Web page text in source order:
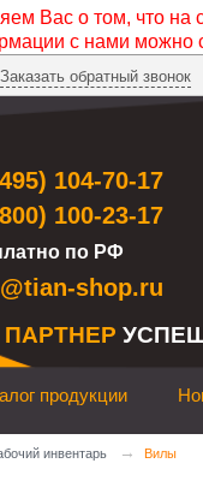
Вас о том, что на
с нами можно
Заказать обратный звонок
104-70-17
100-23-17
по РФ
shop.ru
ПАРТНЕР
продукции
инвентарь → Вилы